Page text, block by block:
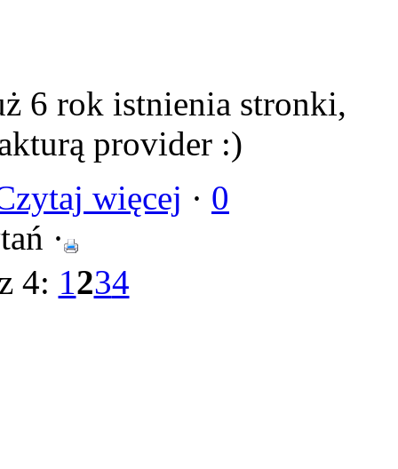
6 rok istnienia stronki,
provider :)
więcej · 0
·
4: 1 234